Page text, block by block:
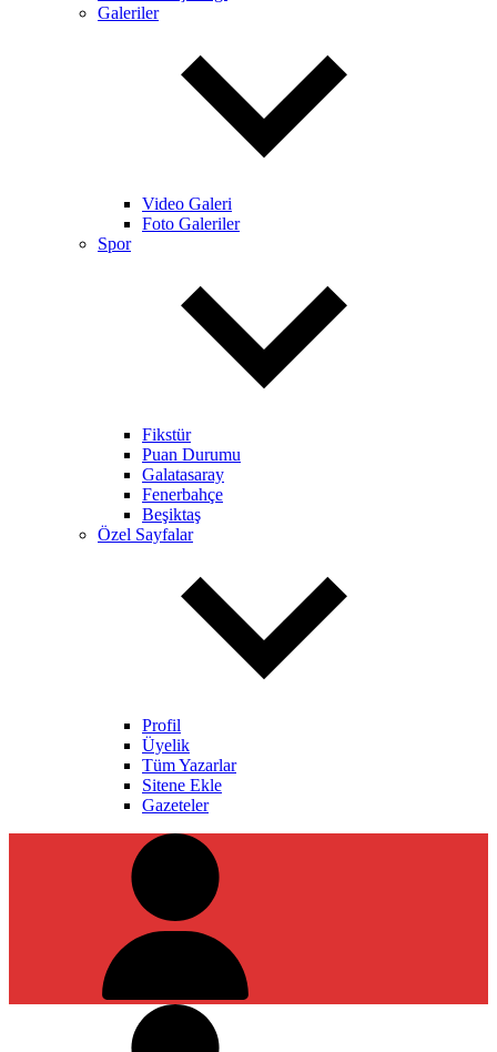
Galeriler
Video Galeri
Foto Galeriler
Spor
Fikstür
Puan Durumu
Galatasaray
Fenerbahçe
Beşiktaş
Özel Sayfalar
Profil
Üyelik
Tüm Yazarlar
Sitene Ekle
Gazeteler